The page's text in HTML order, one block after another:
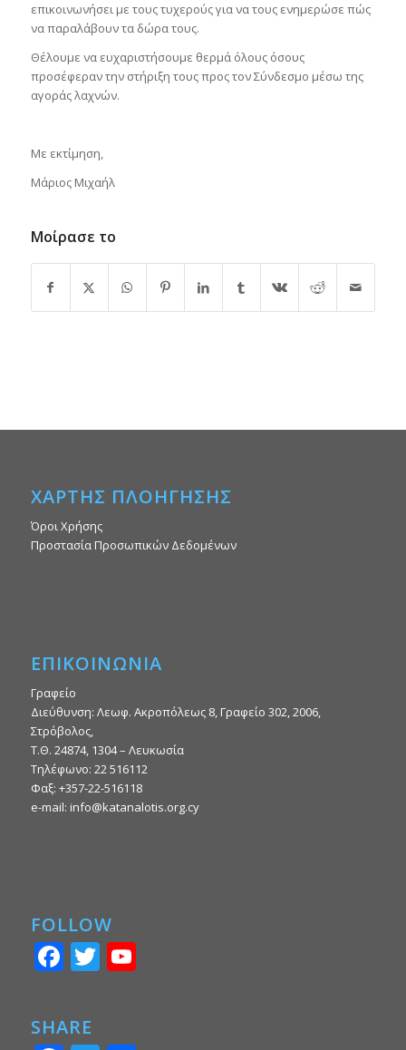
επικοινωνήσει με τους τυχερούς για να τους ενημερώσε πώς
να παραλάβουν τα δώρα τους.
Θέλουμε να ευχαριστήσουμε θερμά όλους όσους
προσέφεραν την στήριξη τους προς τον Σύνδεσμο μέσω της
αγοράς λαχνών.
Με εκτίμηση,
Μάριος Μιχαήλ
Μοίρασε το
ΧΑΡΤΗΣ ΠΛΟΗΓΗΣΗΣ
Όροι Χρήσης
Προστασία Προσωπικών Δεδομένων
ΕΠΙΚΟΙΝΩΝΙΑ
Γραφείο
Διεύθυνση: Λεωφ. Ακροπόλεως 8, Γραφείο 302, 2006,
Στρόβολος,
Τ.Θ. 24874, 1304 – Λευκωσία
Τηλέφωνο: 22 516112
Φαξ: +357-22-516118
e-mail: info@katanalotis.org.cy
FOLLOW
Facebook
Twitter
YouTube
SHARE